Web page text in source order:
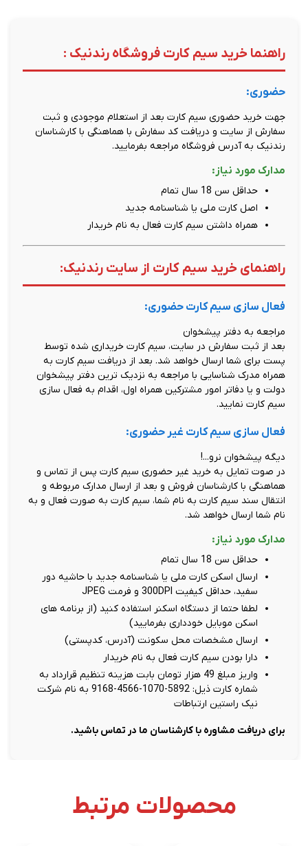
راهنما خرید سیم کارت فروشگاه رندنیک :
حضوری:
جهت خرید حضوری سیم کارت بعد از استعلام موجودی و ثبت
سفارش از سایت و دریافت کد سفارش با هماهنگی با کارشناسان
رندنیک به آدرس فروشگاه مراجعه بفرمایید.
مدارک مورد نیاز:
حداقل سن 18 سال تمام
اصل کارت ملی یا شناسنامه جدید
همراه داشتن سیم کارت فعال به نام خریدار
راهنمای خرید سیم کارت از سایت رندنیک:
فعال سازی سیم کارت حضوری:
مراجعه به دفتر پیشخوان
بعد از ثبت سفارش در سایت، سیم کارت خریداری شده توسط
پست برای شما ارسال خواهد شد. بعد از دریافت سیم کارت به
همراه مدرک شناسایی با مراجعه به نزدیک ترین دفتر پیشخوان
دولت و یا دفاتر امور مشترکین همراه اول، اقدام به فعال سازی
سیم کارت نمایید.
فعال سازی سیم کارت غیر حضوری:
دیگه پیشخوان نرو...!
در صوت تمایل به خرید غیر حضوری سیم کارت پس از تماس و
هماهنگی با کارشناسان فروش و بعد از ارسال مدارک مربوطه و
انتقال سند سیم کارت به نام شما، سیم کارت به صورت فعال و به
نام شما ارسال خواهد شد.
مدارک مورد نیاز:
حداقل سن 18 سال تمام
ارسال اسکن کارت ملی یا شناسنامه جدید با حاشیه دور
سفید، حداقل کیفیت 300DPI و فرمت JPEG
لطفا حتما از دستگاه اسکنر استفاده کنید (از برنامه های
اسکن موبایل خودداری بفرمایید)
ارسال مشخصات محل سکونت (آدرس، کدپستی)
دارا بودن سیم کارت فعال به نام خریدار
واریز مبلغ 49 هزار تومان بابت هزینه تنظیم قرارداد به
شماره کارت ذیل: 5892-1070-4566-9168 به نام شرکت
نیک راستین ارتباطات
برای دریافت مشاوره با کارشناسان ما در تماس باشید.
محصولات مرتبط